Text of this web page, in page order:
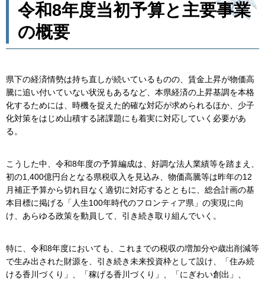
令和8年度当初予算と主要事業
の概要
県下の経済情勢は持ち直しが続いているものの、賃金上昇が物価高
騰に追い付いていない状況もあるなど、本県経済の上昇基調を本格
化するためには、時機を捉えた的確な対応が求められるほか、少子
化対策をはじめ山積する諸課題にも着実に対応していく必要があ
る。
こうした中、令和8年度の予算編成は、好調な法人業績等を踏まえ、
初の1,400億円台となる県税収入を見込み、物価高騰等は昨年の12
月補正予算から切れ目なく適切に対応するとともに、総合計画の基
本目標に掲げる「人生100年時代のフロンティア県」の実現に向
け、あらゆる政策を動員して、引き続き取り組んでいく。
特に、令和8年度においても、これまでの税収の増加分や歳出削減等
で生み出された財源を、引き続き未来投資枠として設け、「住み続
ける香川づくり」、「稼げる香川づくり」、「にぎわい創出」、